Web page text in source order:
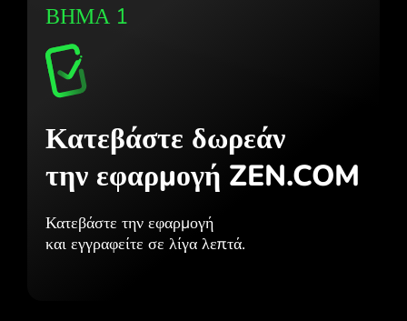
ΒΗΜΑ 1
Κατεβάστε δωρεάν
την εφαρμογή ZEN.COM
Κατεβάστε την εφαρμογή
και εγγραφείτε σε λίγα λεπτά.